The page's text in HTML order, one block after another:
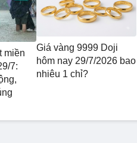
miền
7:
Giá vàng 9999 Doji
hôm nay 29/7/2026 bao
nhiêu 1 chỉ?